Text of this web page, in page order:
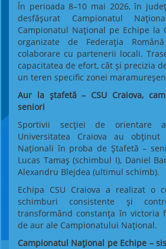
În perioada 8–10 mai 2026, în
desfășurat Campionatul
Campionatul Național pe Echipe la
organizate de Federația
colaborare cu partenerii locali.
capacitatea de efort, cât și precizia
un teren specific zonei
Aur la ștafetă – CSU Craiova,
seniori
Sportivii secției de orientare
Universitatea Craiova au
Naționali în proba de Ștafetă –
Lucas Tamaș (schimbul I), Daniel
Alexandru Blejdea (ultimul schimb).
Echipa CSU Craiova a realizat o
schimburi consistente și
transformând constanța în victoria
de aur ale Campionatului Național.
Campionatul Național pe Echipe –